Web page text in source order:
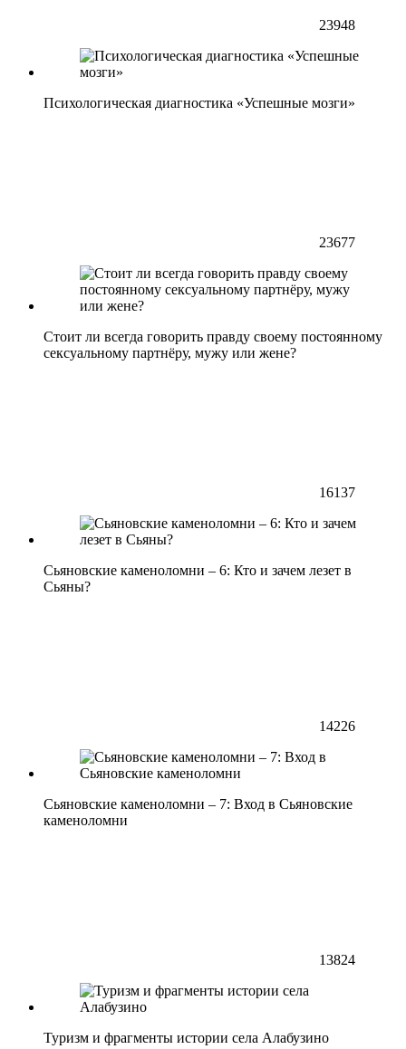
23948
Психологическая диагностика «Успешные мозги»
23677
Стоит ли всегда говорить правду своему постоянному
сексуальному партнёру, мужу или жене?
16137
Сьяновские каменоломни – 6: Кто и зачем лезет в
Сьяны?
14226
Сьяновские каменоломни – 7: Вход в Сьяновские
каменоломни
13824
Туризм и фрагменты истории села Алабузино